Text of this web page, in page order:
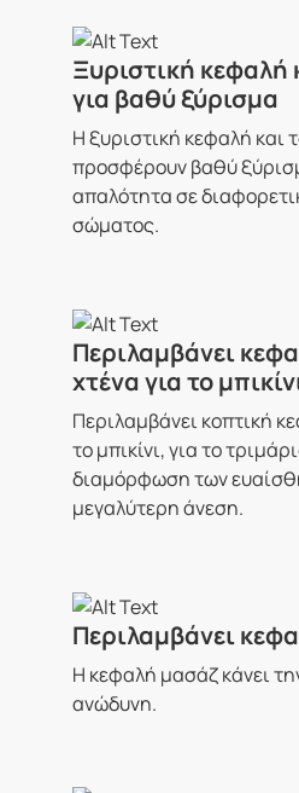
Ξυριστική κεφαλή
για βαθύ ξύρισμα
Η ξυριστική κεφαλή και
προσφέρουν βαθύ
απαλότητα σε
σώματος.
Περιλαμβάνει
χτένα για το
Περιλαμβάνει κοπτική
το μπικίνι, για το
διαμόρφωση των
μεγαλύτερη άνεση.
Περιλαμβάνει
Η κεφαλή μασάζ κάνει
ανώδυνη.